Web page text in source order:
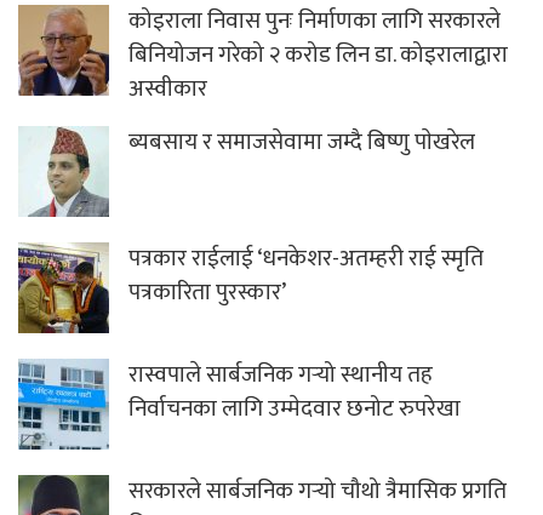
कोइराला निवास पुनः निर्माणका लागि सरकारले
बिनियोजन गरेको २ करोड लिन डा. कोइरालाद्वारा
अस्वीकार
ब्यबसाय र समाजसेवामा जम्दै बिष्णु पाेखरेल
पत्रकार राईलाई ‘धनकेशर-अतम्हरी राई स्मृति
पत्रकारिता पुरस्कार’
रास्वपाले सार्बजनिक गर्‍यो स्थानीय तह
निर्वाचनका लागि उम्मेदवार छनोट रुपरेखा
सरकारले सार्बजनिक गर्‍यो चौथो त्रैमासिक प्रगति